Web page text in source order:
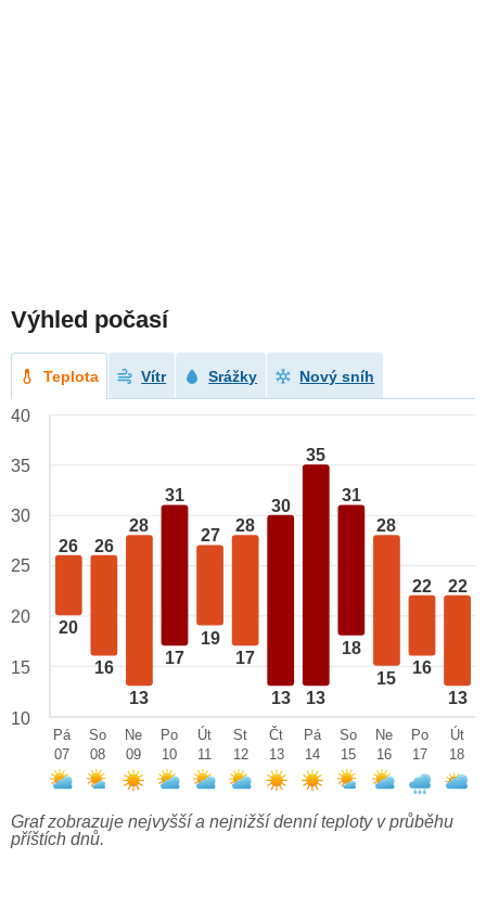
Výhled počasí
Teplota Vítr Srážky Nový sníh
26
20
26
16
28
13
31
17
27
19
28
17
30
13
35
13
31
18
28
15
22
16
22
13
40
35
30
25
20
15
10
Pá
07
So
08
Ne
09
Po
10
Út
11
St
12
Čt
13
Pá
14
So
15
Ne
16
Po
17
Út
18
Graf zobrazuje nejvyšší a nejnižší denní teploty v průběhu
příštích dnů.